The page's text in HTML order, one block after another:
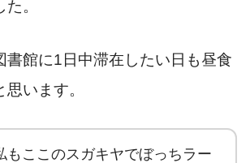
。
書館に1日中滞在したい日も昼食
います。
もここのスガキヤでぼっちラー